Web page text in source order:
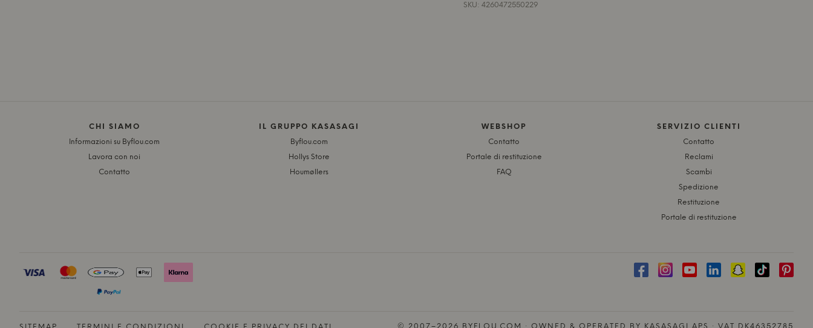
SKU: 4260472550229
CHI SIAMO
Informazioni su Byflou.com
Lavora con noi
Contatto
IL GRUPPO KASASAGI
Byflou.com
Hollys Store
Houmøllers
WEBSHOP
Contatto
Portale di restituzione
FAQ
SERVIZIO CLIENTI
Contatto
Reclami
Scambi
Spedizione
Restituzione
Portale di restituzione
© 2007–2026 BYFLOU.COM · OWNED & OPERATED BY KASASAGI APS · VAT DK46352785